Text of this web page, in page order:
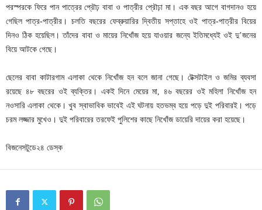
পরস্পরকে ফিরে পান পাত্রের প্রৌঢ় বাবা ও পাত্রীর প্রৌঢ়া মা। এক বছর আগে বাগদানও হয়ে
গেছিল পাত্র-পাত্রীর। চলতি বছরের ফেব্রুয়ারির দ্বিতীয় সপ্তাহে ওই পাত্র-পাত্রীর বিয়ের
দিনও ঠিক হয়েছিল। তাঁদের বাবা ও মায়ের নিখোঁজ হয়ে যাওয়ার জন্যে ইতিমধ্যেই ওই দু’জনের
বিয়ে আটকে গেছে।
ছেলের বাবা কাটারগাম এলাকা থেকে নিখোঁজ হন বলে জানা গেছে। টেক্সটাইল ও জমির ব্যবসা
রয়েছে ৪৮ বছরের ওই ব্যক্তির। একই দিনে মেয়ের মা, ৪৬ বছরের ওই মহিলা নিখোঁজ হন
নওসারি এলাকা থেকে। খুব স্বাভাবিক ভাবেই এই ঘটনায় হতভম্ব হয়ে পড়ে দুই পরিবারই। পড়ে
চরম লজ্জার মুখেও। দুই পরিবারের তরফেই পুলিশের কাছে নিখোঁজ ডায়েরি দায়ের করা হয়েছে।
বিজনেসটুডে২৪ ডেস্ক